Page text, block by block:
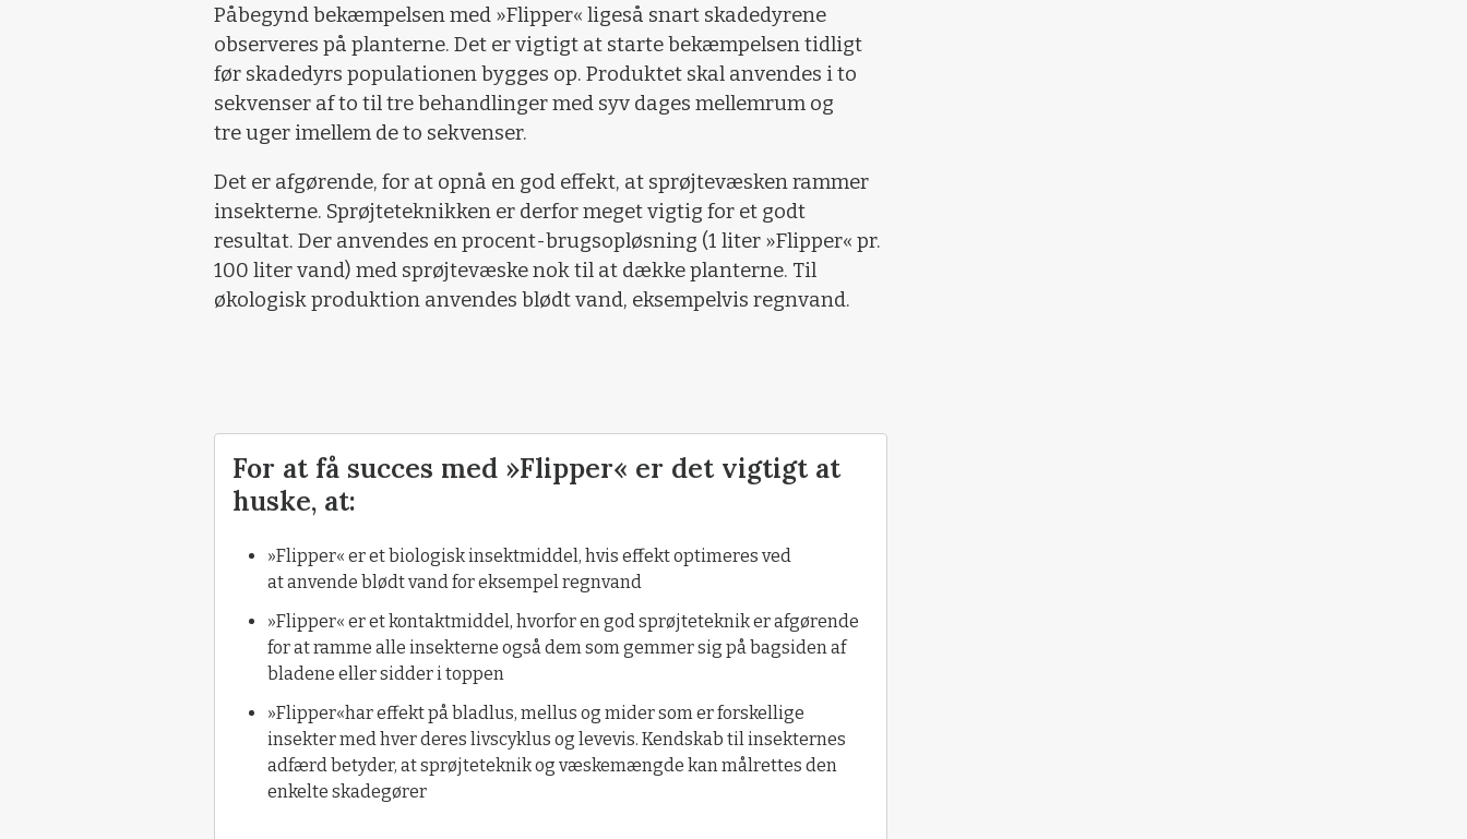
Påbegynd bekæmpelsen med »Flipper« ligeså snart skadedyrene
observeres på planterne. Det er vigtigt at starte bekæmpelsen tidligt
før skadedyrs populationen bygges op. Produktet skal anvendes i to
sekvenser af to til tre behandlinger med syv dages mellemrum og
tre uger imellem de to sekvenser.
Det er afgørende, for at opnå en god effekt, at sprøjtevæsken rammer
insekterne. Sprøjteteknikken er derfor meget vigtig for et godt
resultat. Der anvendes en procent-brugsopløsning (1 liter »Flipper« pr.
100 liter vand) med sprøjtevæske nok til at dække planterne. Til
økologisk produktion anvendes blødt vand, eksempelvis regnvand.
For at få succes med »Flipper« er det vigtigt at
huske, at:
»Flipper« er et biologisk insektmiddel, hvis effekt optimeres ved
at anvende blødt vand for eksempel regnvand
»Flipper« er et kontaktmiddel, hvorfor en god sprøjteteknik er afgørende
for at ramme alle insekterne også dem som gemmer sig på bagsiden af
bladene eller sidder i toppen
»Flipper«har effekt på bladlus, mellus og mider som er forskellige
insekter med hver deres livscyklus og levevis. Kendskab til insekternes
adfærd betyder, at sprøjteteknik og væskemængde kan målrettes den
enkelte skadegører